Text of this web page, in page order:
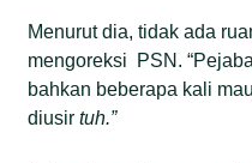
Menurut dia, tidak ada
mengoreksi PSN.
bahkan beberapa kali
diusirtuh.”